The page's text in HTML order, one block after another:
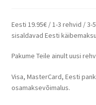
Eesti 19.95€ / 1-3 rehvid /
sisaldavad Eesti
Pakume Teile ainult uusi
Visa, MasterCard, Eesti
osamaksevõimalus.